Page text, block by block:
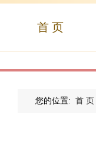
首 页
您的位置: 首 页